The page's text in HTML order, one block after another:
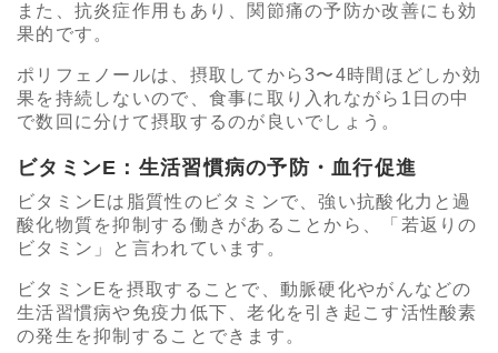
また、抗炎症作用もあり、関節痛の予防か改善にも効
果的です。
ポリフェノールは、摂取してから3〜4時間ほどしか効
果を持続しないので、食事に取り入れながら1日の中
で数回に分けて摂取するのが良いでしょう。
ビタミンE：生活習慣病の予防・血行促進
ビタミンEは脂質性のビタミンで、強い抗酸化力と過
酸化物質を抑制する働きがあることから、「若返りの
ビタミン」と言われています。
ビタミンEを摂取することで、動脈硬化やがんなどの
生活習慣病や免疫力低下、老化を引き起こす活性酸素
の発生を抑制することできます。